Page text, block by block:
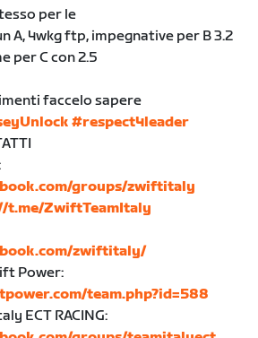
per le
A, 4wkg ftp, impegnative per B 3.2
per C con 2.5
faccelo sapere
#respect4leader
groups/zwiftitaly
t.me/ZwiftTeamItaly
zwiftitaly/
Power:
team.php?id=588
ECT RACING: